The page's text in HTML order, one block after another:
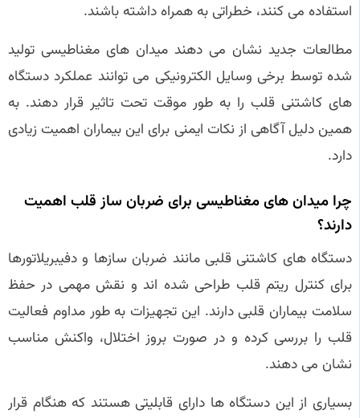
استفاده می کنند، خطراتی به همراه داشته باشند.
مطالعات جدید نشان می دهند میدان های مغناطیسی تولید
شده توسط برخی وسایل الکترونیکی می توانند عملکرد دستگاه
های کاشتنی قلب را به طور موقت تحت تاثیر قرار دهند. به
همین دلیل آگاهی از نکات ایمنی برای این بیماران اهمیت زیادی
دارد.
چرا میدان های مغناطیسی برای ضربان ساز قلب اهمیت
دارند؟
دستگاه های کاشتنی قلبی مانند ضربان سازها و دفیبریلاتورها
برای کنترل ریتم قلب طراحی شده اند و نقش مهمی در حفظ
سلامت بیماران قلبی دارند. این تجهیزات به طور مداوم فعالیت
قلب را بررسی کرده و در صورت بروز اختلال، واکنش مناسب
نشان می دهند.
بسیاری از این دستگاه ها دارای قابلیتی هستند که هنگام قرار